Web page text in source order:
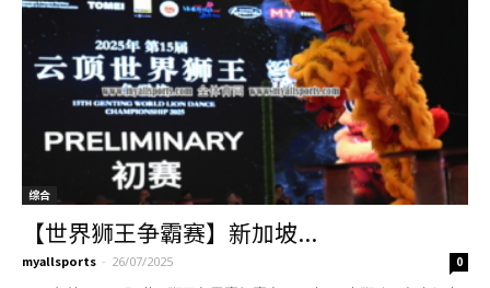
综合
【世界狮王争霸赛】新加坡...
myallsports - 26/07/2025 0